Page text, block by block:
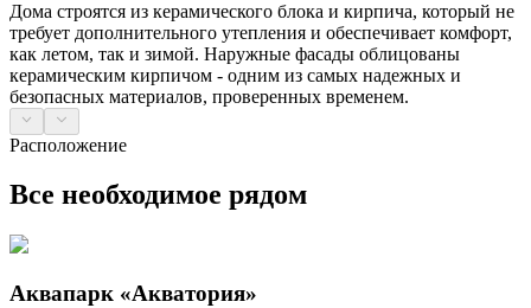
Дома строятся из керамического блока и кирпича, который не
требует дополнительного утепления и обеспечивает комфорт,
как летом, так и зимой. Наружные фасады облицованы
керамическим кирпичом - одним из самых надежных и
безопасных материалов, проверенных временем.
Расположение
Все необходимое рядом
Аквапарк «Акватория»